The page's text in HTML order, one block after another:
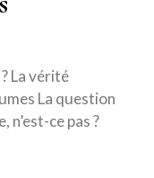
La vérité
La question
ce pas ?